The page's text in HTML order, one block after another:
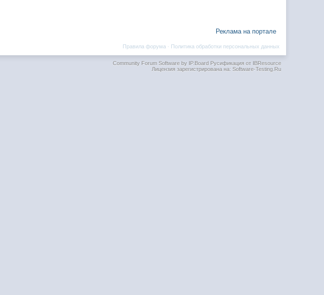
Реклама на портале
Политика обработки персональных данных
Правила форума ·
Community Forum Software by IP.BoardРусификация от IBResource
Лицензия зарегистрирована на: Software-Testing.Ru